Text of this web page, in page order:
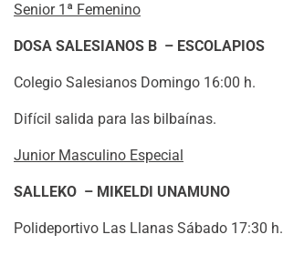
Senior 1ª Femenino
DOSA SALESIANOS B – ESCOLAPIOS
Colegio Salesianos Domingo 16:00 h.
Difícil salida para las bilbaínas.
Junior Masculino Especial
SALLEKO – MIKELDI UNAMUNO
Polideportivo Las Llanas Sábado 17:30 h.